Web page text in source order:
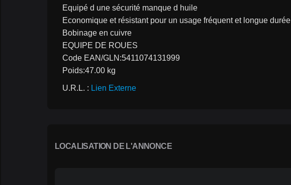
Equipé d une sécurité manque d huile
Economique et résistant pour un usage fréquent et longue durée
Bobinage en cuivre
EQUIPE DE ROUES
Code EAN/GLN:5411074131999
Poids:47.00 kg
U.R.L. : Lien Externe
LOCALISATION DE L'ANNONCE